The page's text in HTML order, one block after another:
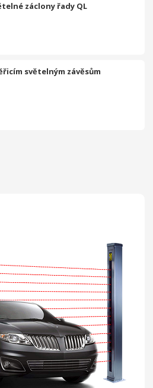
záclony řady QL
světelným závěsům